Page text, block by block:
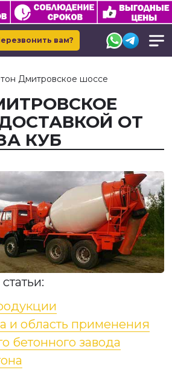
вам?
Дмитровское шоссе
ОТ
КУБ
и область применения
бетонного завода